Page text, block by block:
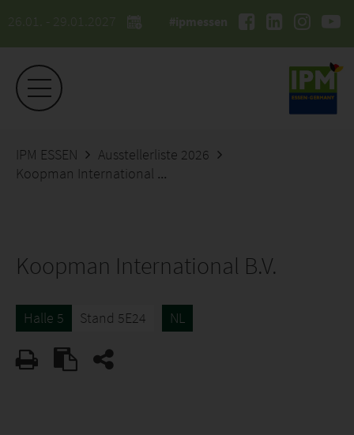
26.01. - 29.01.2027 #ipmessen
IPM ESSEN
Ausstellerliste 2026
Koopman International B.V.
Koopman International B.V.
Halle 5 Stand 5E24 NL